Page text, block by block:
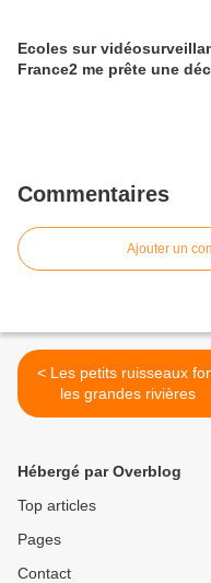
Ecoles sur
France2 me prête une
Commentaires
Ajouter un
< Les petits ruisseaux font
les grandes rivières
Hébergé par Overblog
Top articles
Pages
Contact